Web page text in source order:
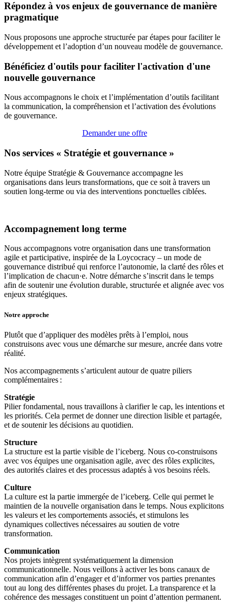
Répondez à vos enjeux de gouvernance de manière
pragmatique
Nous proposons une approche structurée par étapes pour faciliter le
développement et l’adoption d’un nouveau modèle de gouvernance.
Bénéficiez d'outils pour faciliter l'activation d'une
nouvelle gouvernance
Nous accompagnons le choix et l’implémentation d’outils facilitant
la communication, la compréhension et l’activation des évolutions
de gouvernance.
Demander une offre
Nos services « Stratégie et gouvernance »
Notre équipe Stratégie & Gouvernance accompagne les
organisations dans leurs transformations, que ce soit à travers un
soutien long‑terme ou via des interventions ponctuelles ciblées.
Accompagnement long terme
Nous accompagnons votre organisation dans une transformation
agile et participative, inspirée de la Loycocracy – un mode de
gouvernance distribué qui renforce l’autonomie, la clarté des rôles et
l’implication de chacun·e. Notre démarche s’inscrit dans le temps
afin de soutenir une évolution durable, structurée et alignée avec vos
enjeux stratégiques.
Notre approche
Plutôt que d’appliquer des modèles prêts à l’emploi, nous
construisons avec vous une démarche sur mesure, ancrée dans votre
réalité.
Nos accompagnements s’articulent autour de quatre piliers
complémentaires :
Stratégie
Pilier fondamental, nous travaillons à clarifier le cap, les intentions et
les priorités. Cela permet de donner une direction lisible et partagée,
et de soutenir les décisions au quotidien.
Structure
La structure est la partie visible de l’iceberg. Nous co-construisons
avec vos équipes une organisation agile, avec des rôles explicites,
des autorités claires et des processus adaptés à vos besoins réels.
Culture
La culture est la partie immergée de l’iceberg. Celle qui permet le
maintien de la nouvelle organisation dans le temps. Nous explicitons
les valeurs et les comportements associés, et stimulons les
dynamiques collectives nécessaires au soutien de votre
transformation.
Communication
Nos projets intègrent systématiquement la dimension
communicationnelle. Nous veillons à activer les bons canaux de
communication afin d’engager et d’informer vos parties prenantes
tout au long des différentes phases du projet. La transparence et la
cohérence des messages constituent un point d’attention permanent.